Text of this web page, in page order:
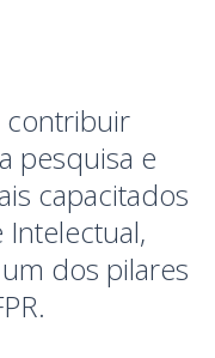
contribuir
pesquisa e
capacitados
dos pilares